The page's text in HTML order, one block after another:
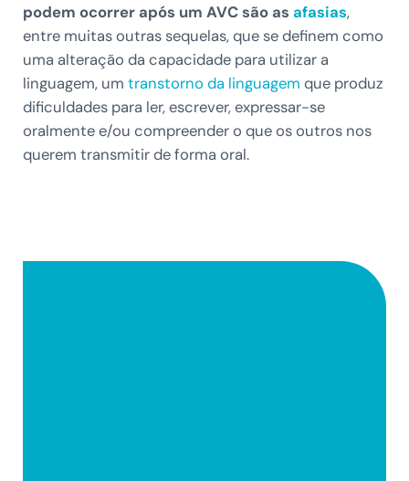
podem ocorrer após um AVC são as afasias,
entre muitas outras sequelas, que se definem como
uma alteração da capacidade para utilizar a
linguagem, um transtorno da linguagem que produz
dificuldades para ler, escrever, expressar-se
oralmente e/ou compreender o que os outros nos
querem transmitir de forma oral.